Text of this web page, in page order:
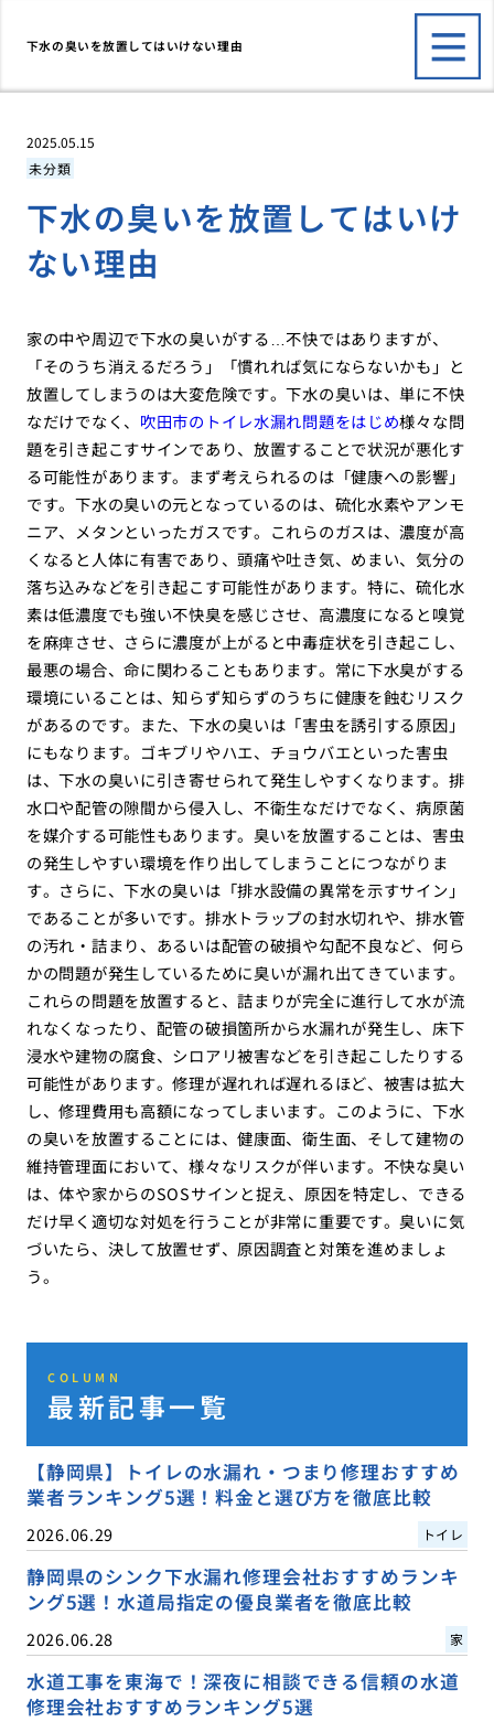
下水の臭いを放置してはいけない理由
2025.05.15
未分類
下水の臭いを放置してはいけ
ない理由
家の中や周辺で下水の臭いがする…不快ではありますが、
「そのうち消えるだろう」「慣れれば気にならないかも」と
放置してしまうのは大変危険です。下水の臭いは、単に不快
なだけでなく、 吹田市のトイレ水漏れ問題をはじめ様々な問
題を引き起こすサインであり、放置することで状況が悪化す
る可能性があります。まず考えられるのは「健康への影響」
です。下水の臭いの元となっているのは、硫化水素やアンモ
ニア、メタンといったガスです。これらのガスは、濃度が高
くなると人体に有害であり、頭痛や吐き気、めまい、気分の
落ち込みなどを引き起こす可能性があります。特に、硫化水
素は低濃度でも強い不快臭を感じさせ、高濃度になると嗅覚
を麻痺させ、さらに濃度が上がると中毒症状を引き起こし、
最悪の場合、命に関わることもあります。常に下水臭がする
環境にいることは、知らず知らずのうちに健康を蝕むリスク
があるのです。また、下水の臭いは「害虫を誘引する原因」
にもなります。ゴキブリやハエ、チョウバエといった害虫
は、下水の臭いに引き寄せられて発生しやすくなります。排
水口や配管の隙間から侵入し、不衛生なだけでなく、病原菌
を媒介する可能性もあります。臭いを放置することは、害虫
の発生しやすい環境を作り出してしまうことにつながりま
す。さらに、下水の臭いは「排水設備の異常を示すサイン」
であることが多いです。排水トラップの封水切れや、排水管
の汚れ・詰まり、あるいは配管の破損や勾配不良など、何ら
かの問題が発生しているために臭いが漏れ出てきています。
これらの問題を放置すると、詰まりが完全に進行して水が流
れなくなったり、配管の破損箇所から水漏れが発生し、床下
浸水や建物の腐食、シロアリ被害などを引き起こしたりする
可能性があります。修理が遅れれば遅れるほど、被害は拡大
し、修理費用も高額になってしまいます。このように、下水
の臭いを放置することには、健康面、衛生面、そして建物の
維持管理面において、様々なリスクが伴います。不快な臭い
は、体や家からのSOSサインと捉え、原因を特定し、できる
だけ早く適切な対処を行うことが非常に重要です。臭いに気
づいたら、決して放置せず、原因調査と対策を進めましょ
う。
COLUMN
最新記事一覧
【静岡県】トイレの水漏れ・つまり修理おすすめ
業者ランキング5選！料金と選び方を徹底比較
2026.06.29 トイレ
静岡県のシンク下水漏れ修理会社おすすめランキ
ング5選！水道局指定の優良業者を徹底比較
2026.06.28 家
水道工事を東海で！深夜に相談できる信頼の水道
修理会社おすすめランキング5選